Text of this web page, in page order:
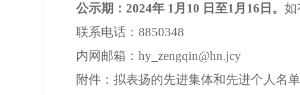
公示期： 2024年 1月 10 日至1月 16 日。 如
联系电话： 8850348
内网邮箱： hy_zengqin@hn.jcy
附件：拟表扬的先进集体和先进个人名单